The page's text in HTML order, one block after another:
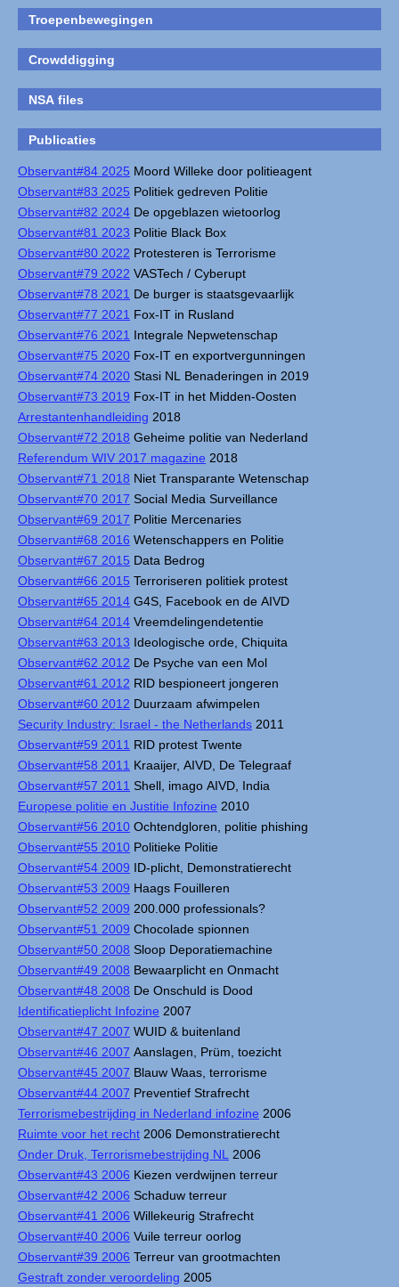
Troepenbewegingen
Crowddigging
NSA files
Publicaties
Observant#84 2025 Moord Willeke door politieagent
Observant#83 2025 Politiek gedreven Politie
Observant#82 2024 De opgeblazen wietoorlog
Observant#81 2023 Politie Black Box
Observant#80 2022 Protesteren is Terrorisme
Observant#79 2022 VASTech / Cyberupt
Observant#78 2021 De burger is staatsgevaarlijk
Observant#77 2021 Fox-IT in Rusland
Observant#76 2021 Integrale Nepwetenschap
Observant#75 2020 Fox-IT en exportvergunningen
Observant#74 2020 Stasi NL Benaderingen in 2019
Observant#73 2019 Fox-IT in het Midden-Oosten
Arrestantenhandleiding 2018
Observant#72 2018 Geheime politie van Nederland
Referendum WIV 2017 magazine 2018
Observant#71 2018 Niet Transparante Wetenschap
Observant#70 2017 Social Media Surveillance
Observant#69 2017 Politie Mercenaries
Observant#68 2016 Wetenschappers en Politie
Observant#67 2015 Data Bedrog
Observant#66 2015 Terroriseren politiek protest
Observant#65 2014 G4S, Facebook en de AIVD
Observant#64 2014 Vreemdelingendetentie
Observant#63 2013 Ideologische orde, Chiquita
Observant#62 2012 De Psyche van een Mol
Observant#61 2012 RID bespioneert jongeren
Observant#60 2012 Duurzaam afwimpelen
Security Industry: Israel - the Netherlands 2011
Observant#59 2011 RID protest Twente
Observant#58 2011 Kraaijer, AIVD, De Telegraaf
Observant#57 2011 Shell, imago AIVD, India
Europese politie en Justitie Infozine 2010
Observant#56 2010 Ochtendgloren, politie phishing
Observant#55 2010 Politieke Politie
Observant#54 2009 ID-plicht, Demonstratierecht
Observant#53 2009 Haags Fouilleren
Observant#52 2009 200.000 professionals?
Observant#51 2009 Chocolade spionnen
Observant#50 2008 Sloop Deporatiemachine
Observant#49 2008 Bewaarplicht en Onmacht
Observant#48 2008 De Onschuld is Dood
Identificatieplicht Infozine 2007
Observant#47 2007 WUID & buitenland
Observant#46 2007 Aanslagen, Prüm, toezicht
Observant#45 2007 Blauw Waas, terrorisme
Observant#44 2007 Preventief Strafrecht
Terrorismebestrijding in Nederland infozine 2006
Ruimte voor het recht 2006 Demonstratierecht
Onder Druk, Terrorismebestrijding NL
2006
Observant#43 2006 Kiezen verdwijnen terreur
Observant#42 2006 Schaduw terreur
Observant#41 2006 Willekeurig Strafrecht
Observant#40 2006 Vuile terreur oorlog
Observant#39 2006 Terreur van grootmachten
Gestraft zonder veroordeling 2005